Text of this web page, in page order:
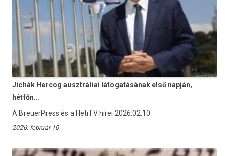
Jichák Hercog ausztráliai látogatásának első napján,
hétfőn...
A BreuerPress és a HetiTV hírei 2026.02.10.
2026. február 10